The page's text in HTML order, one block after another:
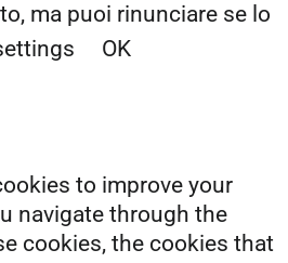
ma puoi rinunciare se lo
OK
to improve your
navigate through the
cookies, the cookies that